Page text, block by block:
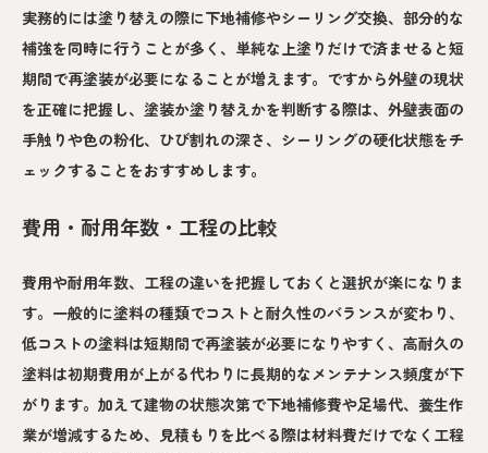
実務的には塗り替えの際に下地補修やシーリング交換、部分的な
補強を同時に行うことが多く、単純な上塗りだけで済ませると短
期間で再塗装が必要になることが増えます。ですから外壁の現状
を正確に把握し、塗装か塗り替えかを判断する際は、外壁表面の
手触りや色の粉化、ひび割れの深さ、シーリングの硬化状態をチ
ェックすることをおすすめします。
費用・耐用年数・工程の比較
費用や耐用年数、工程の違いを把握しておくと選択が楽になりま
す。一般的に塗料の種類でコストと耐久性のバランスが変わり、
低コストの塗料は短期間で再塗装が必要になりやすく、高耐久の
塗料は初期費用が上がる代わりに長期的なメンテナンス頻度が下
がります。加えて建物の状態次第で下地補修費や足場代、養生作
業が増減するため、見積もりを比べる際は材料費だけでなく工程